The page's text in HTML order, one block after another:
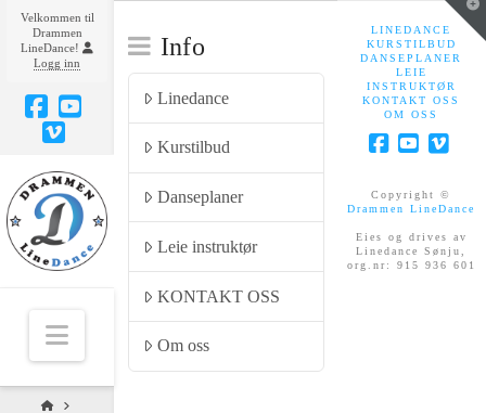
Velkommen til
Drammen
LineDance!
Logg inn
Facebook
YouTube
Navigation
HOME
Info
Linedance
Kurstilbud
Danseplaner
Leie instruktør
KONTAKT OSS
Om oss
LINEDANCE
KURSTILBUD
DANSEPLANER
LEIE
INSTRUKTØR
KONTAKT OSS
OM OSS
Copyright ©
Drammen LineDance
Eies og drives av
Linedance Sønju,
org.nr: 915 936 601